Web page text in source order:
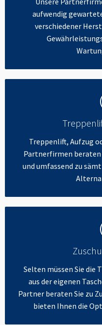
aufwendig
verschiedener
Treppenlift, Aufzug
Partnerfirmen
und umfassend zu
Selten müssen Sie
aus der eigenen
Partner beraten Sie zu
bieten Ihnen die